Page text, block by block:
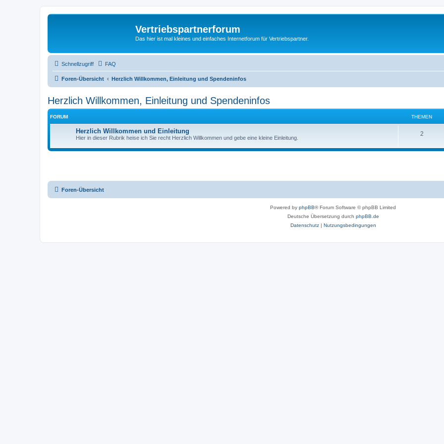
Vertriebspartnerforum
Das hier ist mal kleines und einfaches Internetforum für Vertriebspartner.
Schnellzugriff FAQ
Foren-Übersicht Herzlich Willkommen, Einleitung und Spendeninfos
Herzlich Willkommen, Einleitung und Spendeninfos
FORUM THEMEN
Herzlich Willkommen und Einleitung
Hier in dieser Rubrik heise ich Sie recht Herzlich Willkommen und gebe eine kleine Einleitung.
2
Foren-Übersicht
Powered by phpBB® Forum Software © phpBB Limited
Deutsche Übersetzung durch phpBB.de
Datenschutz| Nutzungsbedingungen